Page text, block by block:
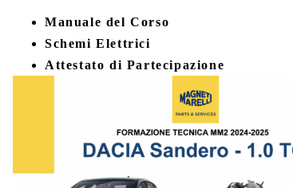
Manuale del Corso
Schemi Elettrici
Attestato di Partecipazione